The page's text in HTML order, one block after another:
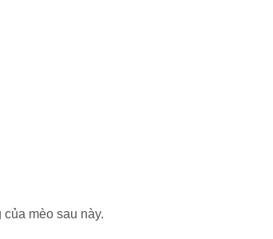
mèo sau này.